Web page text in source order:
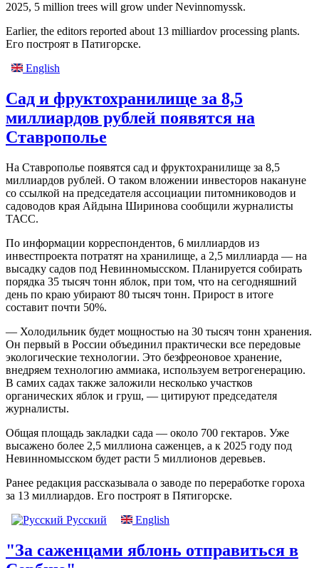
2025, 5 million trees will grow under Nevinnomyssk.
Earlier, the editors reported about 13 milliardov processing plants.
Его построят в Патигорске.
English
Сад и фруктохранилище за 8,5
миллиардов рублей появятся на
Ставрополье
На Ставрополье появятся сад и фруктохранилище за 8,5
миллиардов рублей. О таком вложении инвесторов накануне
со ссылкой на председателя ассоциации питомниководов и
садоводов края Айдына Ширинова сообщили журналисты
ТАСС.
По информации корреспондентов, 6 миллиардов из
инвестпроекта потратят на хранилище, а 2,5 миллиарда — на
высадку садов под Невинномысском. Планируется собирать
порядка 35 тысяч тонн яблок, при том, что на сегодняшний
день по краю убирают 80 тысяч тонн. Прирост в итоге
составит почти 50%.
— Холодильник будет мощностью на 30 тысяч тонн хранения.
Он первый в России объединил практически все передовые
экологические технологии. Это безфреоновое хранение,
внедряем технологию аммиака, используем ветрогенерацию.
В самих садах также заложили несколько участков
органических яблок и груш, — цитируют председателя
журналисты.
Общая площадь закладки сада — около 700 гектаров. Уже
высажено более 2,5 миллиона саженцев, а к 2025 году под
Невинномысском будет расти 5 миллионов деревьев.
Ранее редакция рассказывала о заводе по переработке гороха
за 13 миллиардов. Его построят в Пятигорске.
Русский
English
"За саженцами яблонь отправиться в